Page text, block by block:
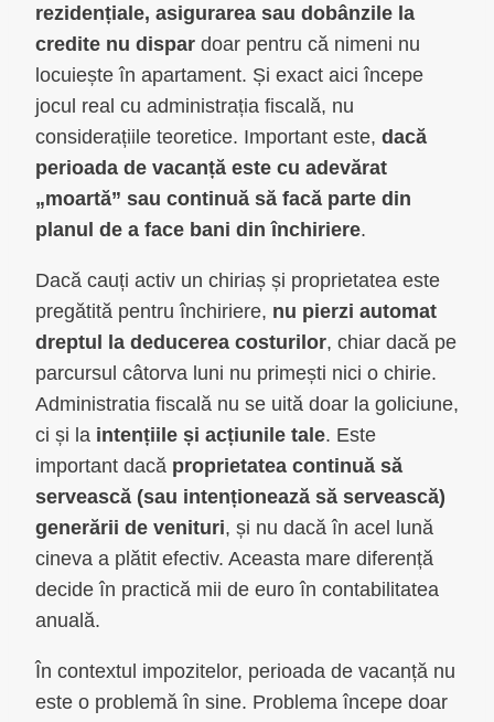
rezidențiale, asigurarea sau dobânzile la
credite nu dispar doar pentru că nimeni nu
locuiește în apartament. Și exact aici începe
jocul real cu administrația fiscală, nu
considerațiile teoretice. Important este, dacă
perioada de vacanță este cu adevărat
„moartă” sau continuă să facă parte din
planul de a face bani din închiriere.
Dacă cauți activ un chiriaș și proprietatea este
pregătită pentru închiriere, nu pierzi automat
dreptul la deducerea costurilor, chiar dacă pe
parcursul câtorva luni nu primești nici o chirie.
Administratia fiscală nu se uită doar la goliciune,
ci și la intențiile și acțiunile tale. Este
important dacă proprietatea continuă să
servească (sau intenționează să servească)
generării de venituri, și nu dacă în acel lună
cineva a plătit efectiv. Aceasta mare diferență
decide în practică mii de euro în contabilitatea
anuală.
În contextul impozitelor, perioada de vacanță nu
este o problemă în sine. Problema începe doar